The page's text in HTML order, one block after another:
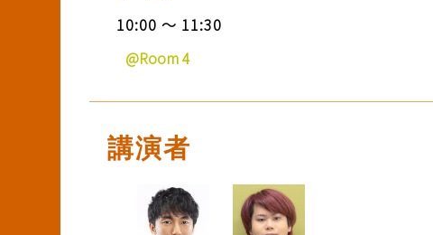
10:00 ～ 11:30
@Room 4
講演者